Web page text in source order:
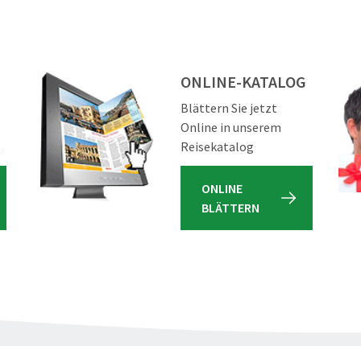
ONLINE-KATALOG
Blättern Sie jetzt
Online in unserem
Reisekatalog
ONLINE
BLÄTTERN